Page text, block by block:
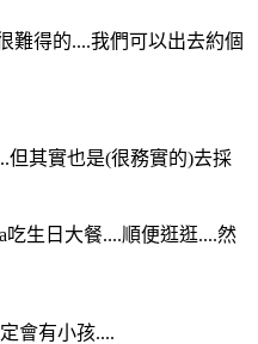
難得的....我們可以出去約個
但其實也是(很務實的)去採
生日大餐....順便逛逛....然
會有小孩....